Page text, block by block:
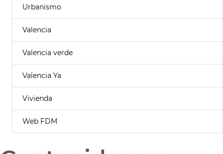
Urbanismo
Valencia
Valencia verde
Valencia Ya
Vivienda
Web FDM